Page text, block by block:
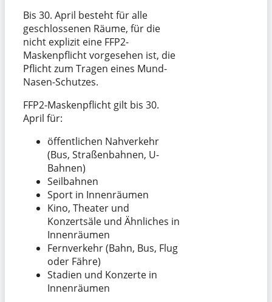
Bis 30. April besteht für alle
geschlossenen Räume, für die
nicht explizit eine FFP2-
Maskenpflicht vorgesehen ist, die
Pflicht zum Tragen eines Mund-
Nasen-Schutzes.
FFP2-Maskenpflicht gilt bis 30.
April für:
öffentlichen Nahverkehr
(Bus, Straßenbahnen, U-
Bahnen)
Seilbahnen
Sport in Innenräumen
Kino, Theater und
Konzertsäle und Ähnliches in
Innenräumen
Fernverkehr (Bahn, Bus, Flug
oder Fähre)
Stadien und Konzerte in
Innenräumen